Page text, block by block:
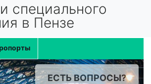
специального
в Пензе
ЕСТЬ ВОПРОСЫ?